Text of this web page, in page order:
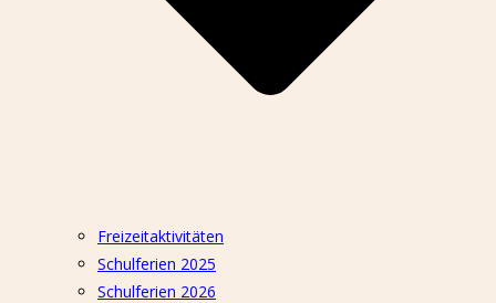
Freizeitaktivitäten
Schulferien 2025
Schulferien 2026